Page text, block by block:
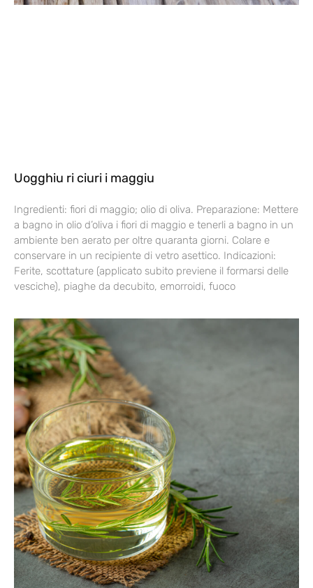
Uogghiu ri ciuri i maggiu
Ingredienti: fiori di maggio; olio di oliva. Preparazione: Mettere
a bagno in olio d’oliva i fiori di maggio e tenerli a bagno in un
ambiente ben aerato per oltre quaranta giorni. Colare e
conservare in un recipiente di vetro asettico. Indicazioni:
Ferite, scottature (applicato subito previene il formarsi delle
vesciche), piaghe da decubito, emorroidi, fuoco